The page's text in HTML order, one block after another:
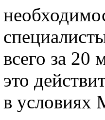
всего за 20
это
в условиях